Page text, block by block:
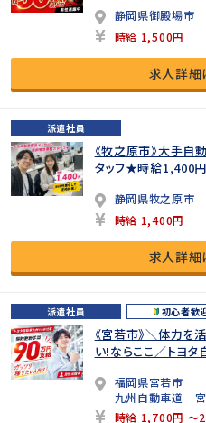
静岡県御殿場市
時給 1,500円
求人詳細
派遣社員
《牧之原市》大手自
タッフ★時給1,400
静岡県牧之原市
時給 1,400円
求人詳細
派遣社員 初心者歓
《宮若市》＼体力を
い!ならここ／トヨ
福岡県宮若市
九州自動車道 宮
時給 1,700円 ～